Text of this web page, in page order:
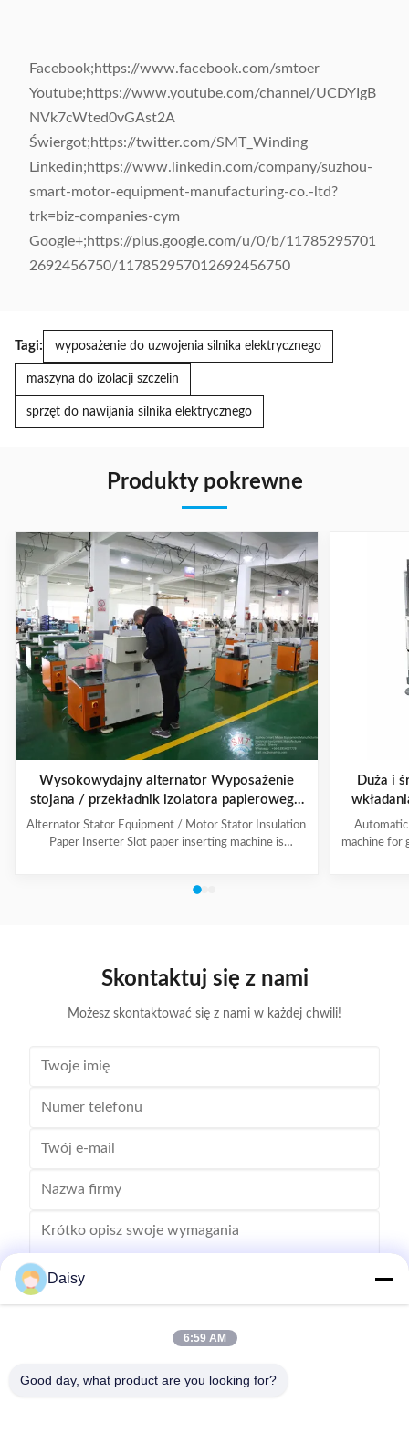
Facebook;https://www.facebook.com/smtoer
Youtube;https://www.youtube.com/channel/UCDYIgB
NVk7cWted0vGAst2A
Świergot;https://twitter.com/SMT_Winding
Linkedin;https://www.linkedin.com/company/suzhou-
smart-motor-equipment-manufacturing-co.-ltd?
trk=biz-companies-cym
Google+;https://plus.google.com/u/0/b/11785295701
2692456750/117852957012692456750
Tagi: wyposażenie do uzwojenia silnika elektrycznego
maszyna do izolacji szczelin
sprzęt do nawijania silnika elektrycznego
Produkty pokrewne
Wysokowydajny alternator Wyposażenie
stojana / przekładnik izolatora papierowego
stojana silnika
Alternator Stator Equipment / Motor Stator Insulation
Paper Inserter Slot paper inserting machine is
as paper feeding, forming, folding, inserting and stator
Stator I.D
Duża i
machine for
Skontaktuj się z nami
Możesz skontaktować się z nami w każdej chwili!
Wysłać
Daisy
6:59 AM
Good day, what product are you looking for?